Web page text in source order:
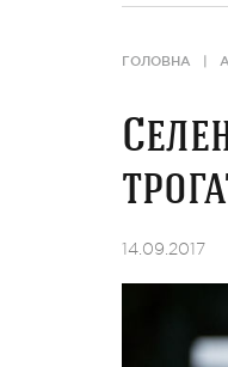
ГОЛОВНА
14.09.2017